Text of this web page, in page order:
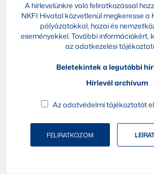
A hírlevelünkre való feliratkozással
NKFI Hivatal közvetlenül megkeresse a
pályázatokkal, hazai és
eseményekkel. További információkért,
azadatkezelési
Beletekintek a legutóbbi
Hírlevél archívum
Azadatvédelmi tájékoztatót